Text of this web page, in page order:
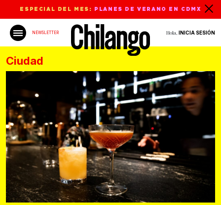
ESPECIAL DEL MES: PLANES DE VERANO EN CDMX
NEWSLETTER Hola, INICIA SESIÓN
Ciudad